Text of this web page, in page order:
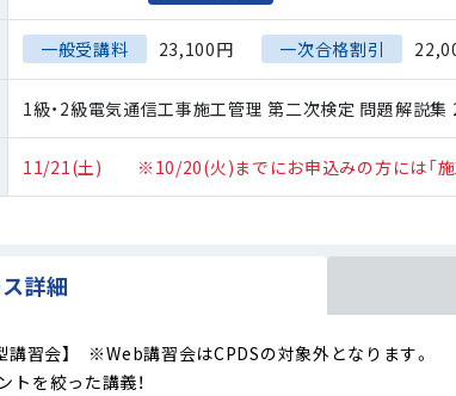
一般受講料 23,100円 一次合格割引
1級・2級電気通信工事施工管理 第二次検定 問題解説集
11/21(土) ※10/20(火)までにお申込みの方には「施工
詳細
講習会】 ※Web講習会はCPDSの対象外となります。
トを絞った講義！